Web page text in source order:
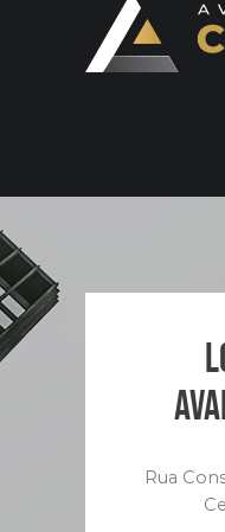
Rua